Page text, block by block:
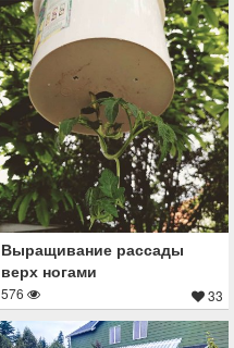
Выращивание рассады
верх ногами
576 33